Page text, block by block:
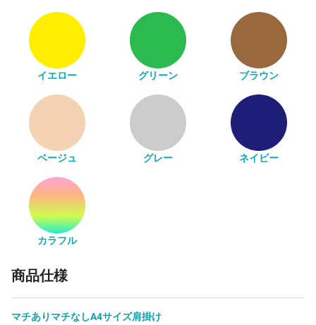
イエロー グリーン ブラウン
ベージュ グレー ネイビー
カラフル
商品仕様
マチあり マチなしA4サイズ肩掛け